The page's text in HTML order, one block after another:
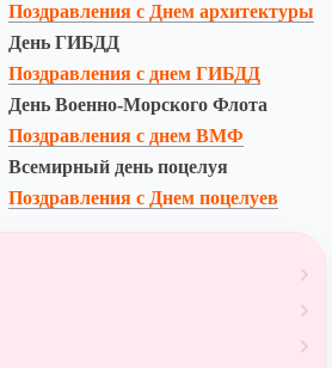
Поздравления с Днем архитектуры
День ГИБДД
Поздравления с днем ГИБДД
День Военно-Морского Флота
Поздравления с днем ВМФ
Всемирный день поцелуя
Поздравления с Днем поцелуев